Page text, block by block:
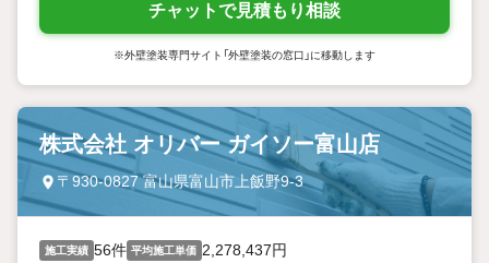
チャットで見積もり相談
※外壁塗装専門サイト「外壁塗装の窓口」に移動します
株式会社 オリバー ガイソー富山店
〒930-0827 富山県富山市上飯野9-3
施工実績 56件 平均施工単価 2,278,437円